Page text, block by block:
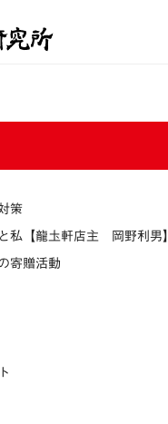
策
私【龍圡軒店主 岡野利男】
寄贈活動